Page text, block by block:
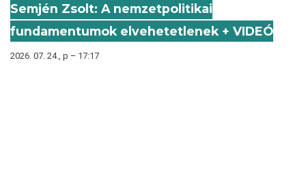
Semjén Zsolt: A nemzetpolitikai
fundamentumok elvehetetlenek + VIDEÓ
2026. 07. 24., p – 17:17